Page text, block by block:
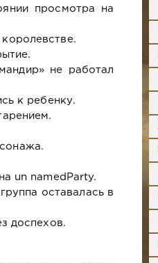
просмотра на
не работал
к ребенку.
un namedParty.
оставалась в
доспехов.